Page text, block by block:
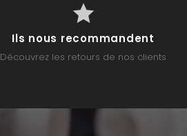
Ils nous recommandent
Découvrez les retours de nos clients